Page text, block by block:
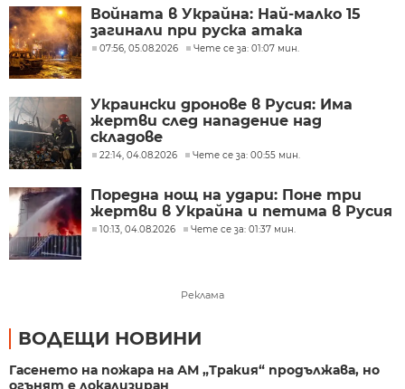
Войната в Украйна: Най-малко 15
загинали при руска атака
07:56, 05.08.2026 Чете се за: 01:07 мин.
Украински дронове в Русия: Има
жертви след нападение над
складове
22:14, 04.08.2026 Чете се за: 00:55 мин.
Поредна нощ на удари: Поне три
жертви в Украйна и петима в Русия
10:13, 04.08.2026 Чете се за: 01:37 мин.
Реклама
ВОДЕЩИ НОВИНИ
Гасенето на пожара на АМ „Тракия“ продължава, но
огънят е локализиран